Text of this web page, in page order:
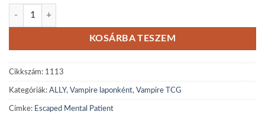
Escaped Mental Patient reprint mennyiség
KOSÁRBA TESZEM
Cikkszám: 1113
Kategóriák: ALLY, Vampire laponként, Vampire TCG
Címke: Escaped Mental Patient